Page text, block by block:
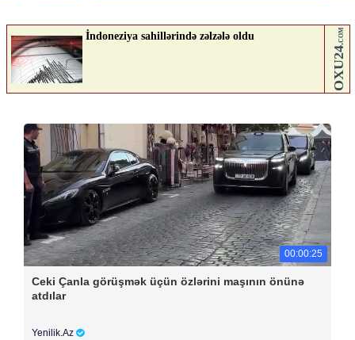
00:00:25
Ceki Çanla görüşmək üçün özlərini maşının önünə
atdılar
Yenilik.Az